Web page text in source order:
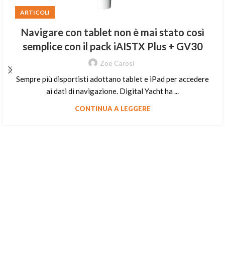
ARTICOLI
Navigare con tablet non è mai stato così
semplice con il pack iAISTX Plus + GV30
Zoe Carosi
Sempre più disportisti adottano tablet e iPad per accedere
ai dati di navigazione. Digital Yacht ha ...
CONTINUA A LEGGERE